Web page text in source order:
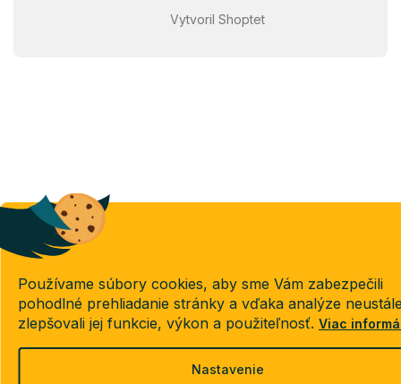
Používame súbory cookies, aby sme Vám zabezpečili
pohodlné prehliadanie stránky a vďaka analýze
zlepšovali jej funkcie, výkon a použiteľnosť. Viac
Nastavenie
Vytvoril Shoptet